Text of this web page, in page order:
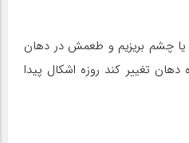
یا چشم بریزیم و طعمش در دهان
تغییر کند روزه اشکال پیدا